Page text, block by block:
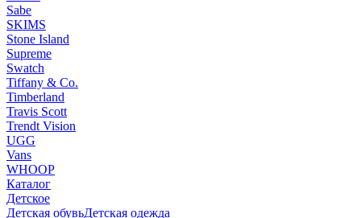
Sabe
SKIMS
Stone Island
Supreme
Swatch
Tiffany & Co.
Timberland
Travis Scott
Trendt Vision
UGG
Vans
WHOOP
Каталог
Детское
Детская обувьДетская одежда